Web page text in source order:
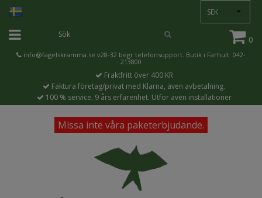
SEK
0
info@fagelskramma.se v28-32 begr telefonsupport. Butik i Farhult. 042-
213800
Fraktfritt över 400 KR
Faktura företag/privat med Klarna, även avbetalning.
100 % service. 9 års erfarenhet. Utför även installationer
Missa inte våra paketerbjudande.